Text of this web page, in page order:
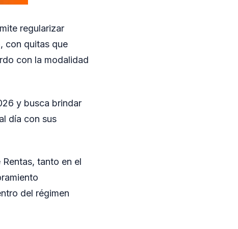
regularizar
con quitas que
con la modalidad
y busca brindar
día con sus
tanto en el
del régimen